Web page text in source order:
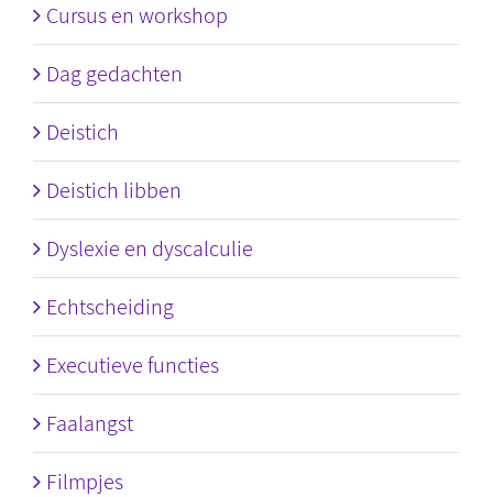
Cursus en workshop
Dag gedachten
Deistich
Deistich libben
Dyslexie en dyscalculie
Echtscheiding
Executieve functies
Faalangst
Filmpjes